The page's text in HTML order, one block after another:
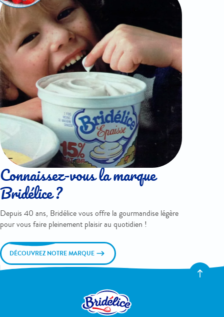
Connaissez-vous la marque
Bridélice ?
Depuis 40 ans, Bridélice vous offre la gourmandise légère
pour vous faire pleinement plaisir au quotidien !
DÉCOUVREZ NOTRE MARQUE